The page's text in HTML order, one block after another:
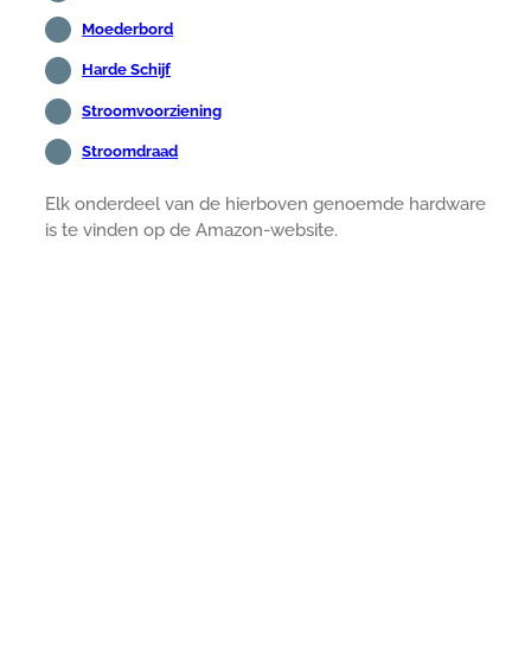
Moederbord
Harde Schijf
Stroomvoorziening
Stroomdraad
Elk onderdeel van de hierboven genoemde hardware
is te vinden op de Amazon-website.